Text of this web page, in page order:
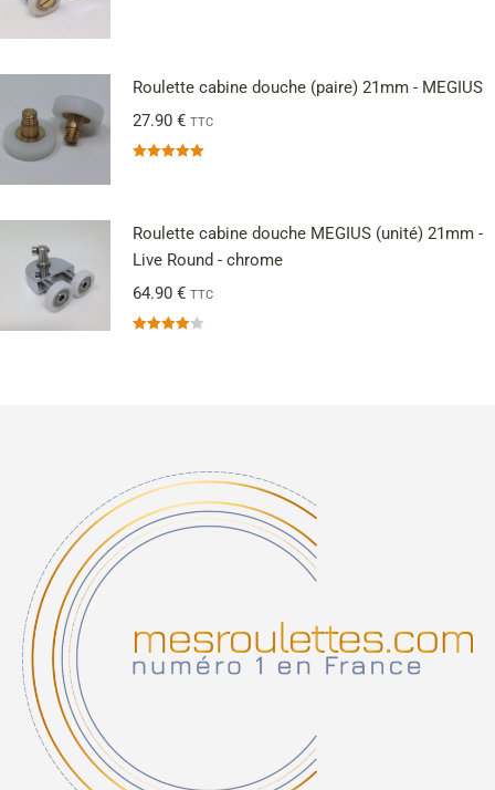
Roulette cabine douche (paire) 21mm - MEGIUS
27.90 € TTC
Roulette cabine douche MEGIUS (unité) 21mm -
Live Round - chrome
64.90 € TTC